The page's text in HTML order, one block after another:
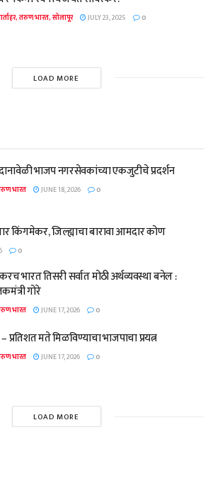
तरुण भारत, सोलापूर JULY 23, 2025 0
LOAD MORE
भाजप नगरसेवकांच्या एकजुटीचे प्रदर्शन
भारत JUNE 18, 2026 0
जिल्ह्याचा बारावा आमदार कोण
0
भारत तिसरी सर्वात मोठी अर्थव्यवस्था बनेल :
गोरे
भारत JUNE 17, 2026 0
प्रतिशत मते मिळविण्याचा भाजपाचा प्रयत्न
भारत JUNE 17, 2026 0
LOAD MORE